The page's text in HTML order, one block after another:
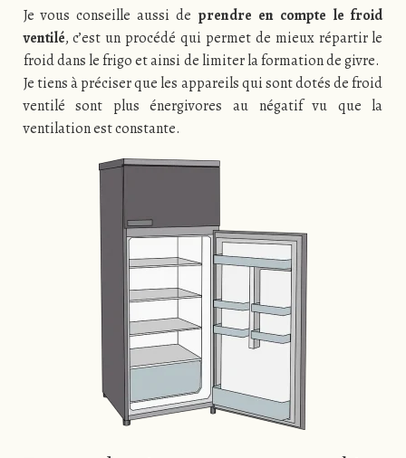
Je vous conseille aussi de prendre en compte le froid
ventilé, c’est un procédé qui permet de mieux répartir le
froid dans le frigo et ainsi de limiter la formation de givre.
Je tiens à préciser que les appareils qui sont dotés de froid
ventilé sont plus énergivores au négatif vu que la
ventilation est constante.